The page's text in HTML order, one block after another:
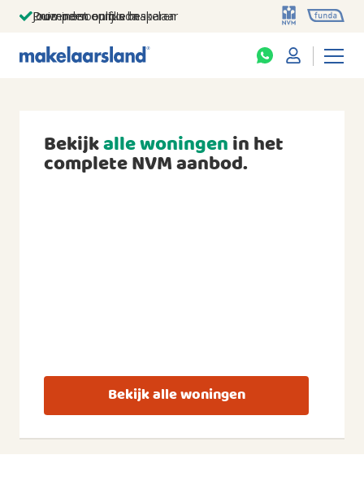
Jouw persoonlijke makelaar
Duizenden euro's besparen
Prominent op funda
Bekijkalle woningenin het
complete NVM aanbod.
Bekijk alle woningen